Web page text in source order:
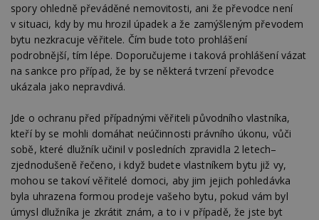
spory ohledně převáděné nemovitosti, ani že převodce není
v situaci, kdy by mu hrozil úpadek a že zamýšleným převodem
bytu nezkracuje věřitele. Čím bude toto prohlášení
podrobnější, tím lépe. Doporučujeme i taková prohlášení vázat
na sankce pro případ, že by se některá tvrzení převodce
ukázala jako nepravdivá.
Jde o ochranu před případnými věřiteli původního vlastníka,
kteří by se mohli domáhat neúčinnosti právního úkonu, vůči
sobě, které dlužník učinil v posledních zpravidla 2 letech–
zjednodušeně řečeno, i když budete vlastníkem bytu již vy,
mohou se takoví věřitelé domoci, aby jim jejich pohledávka
byla uhrazena formou prodeje vašeho bytu, pokud vám byl
úmysl dlužníka je zkrátit znám, a to i v případě, že jste byt